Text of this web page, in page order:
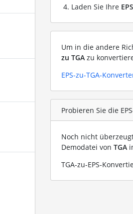
Laden Sie Ihre EPS
Um in die andere
zu TGA zu
EPS-zu-TGA-
Probieren Sie die
Noch nicht
Demodatei von TGA
TGA-zu-EPS-